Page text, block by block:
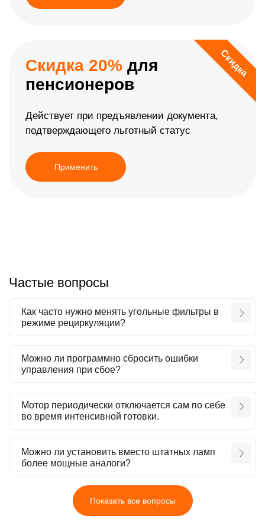
Скидка
Скидка 20% для
пенсионеров
Действует при предъявлении документа,
подтверждающего льготный статус
Применить
Частые вопросы
Как часто нужно менять угольные фильтры в
режиме рециркуляции?
Можно ли программно сбросить ошибки
управления при сбое?
Мотор периодически отключается сам по себе
во время интенсивной готовки.
Можно ли установить вместо штатных ламп
более мощные аналоги?
Показать все вопросы